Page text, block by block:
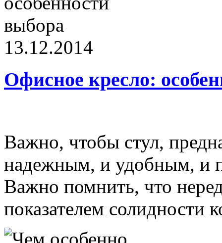
13.12.2014
Офисное кресло:
Важно, чтобы стул,
надежным, и удобным, и
Важно помнить, что
показателем солидности